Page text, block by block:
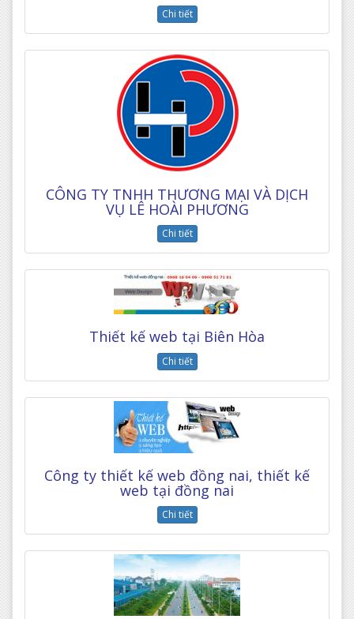
Chi tiết
CÔNG TY TNHH THƯƠNG MẠI VÀ DỊCH
VỤ LÊ HOÀI PHƯƠNG
Chi tiết
Thiết kế web tại Biên Hòa
Chi tiết
Công ty thiết kế web đồng nai, thiết kế
web tại đồng nai
Chi tiết